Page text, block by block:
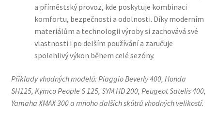
a příměstský provoz, kde poskytuje kombinaci
komfortu, bezpečnosti a odolnosti. Díky moderním
materiálům a technologii výroby si zachovává své
vlastnosti i po delším používání a zaručuje
spolehlivý výkon během celé sezóny.
Příklady vhodných modelů: Piaggio Beverly 400, Honda
SH125, Kymco People S 125, SYM HD 200, Peugeot Satelis 400,
Yamaha XMAX 300 a mnoho dalších skútrů vhodných velikostí.